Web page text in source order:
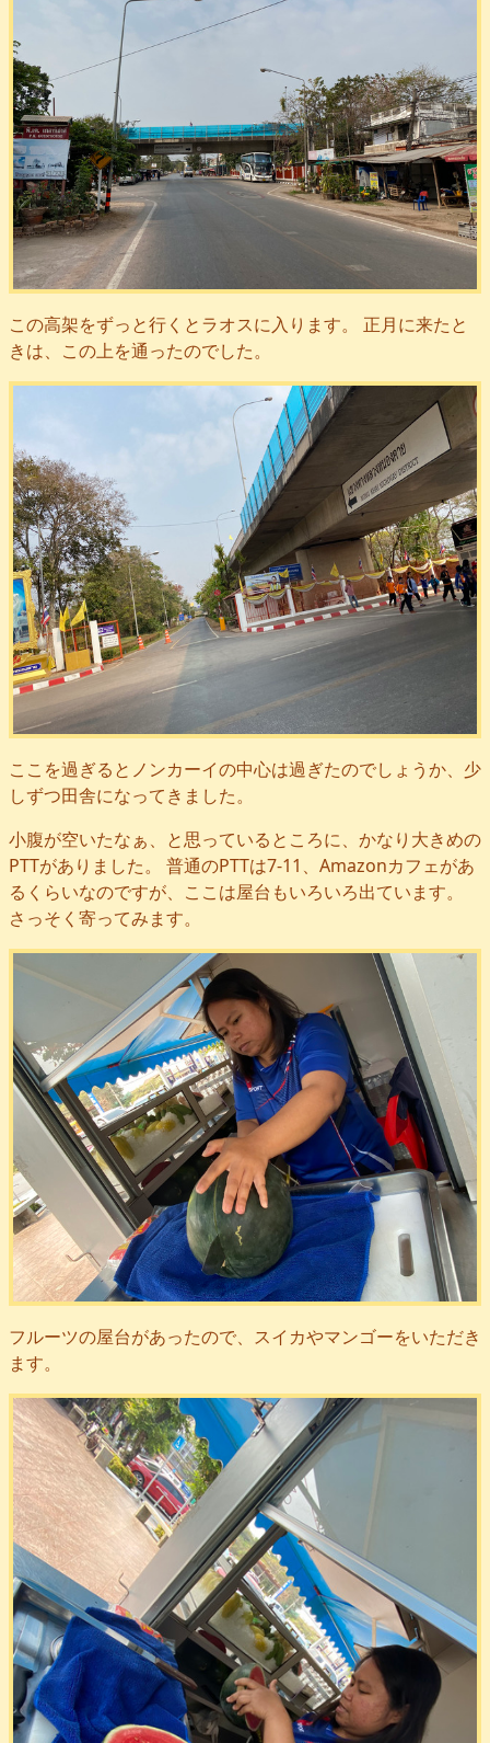
この高架をずっと行くとラオスに入ります。 正月に来たと
きは、この上を通ったのでした。
ここを過ぎるとノンカーイの中心は過ぎたのでしょうか、少
しずつ田舎になってきました。
小腹が空いたなぁ、と思っているところに、かなり大きめの
PTTがありました。 普通のPTTは7-11、Amazonカフェがあ
るくらいなのですが、ここは屋台もいろいろ出ています。
さっそく寄ってみます。
フルーツの屋台があったので、スイカやマンゴーをいただき
ます。